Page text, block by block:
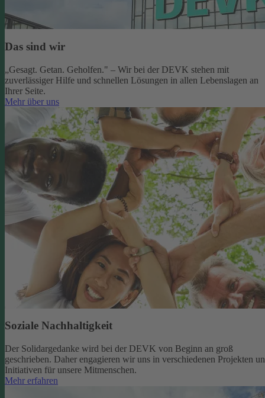
Das sind wir
„Gesagt. Getan. Geholfen." – Wir bei der DEVK stehen mit
zuverlässiger Hilfe und schnellen Lösungen in allen Lebenslagen an
Ihrer Seite.
Mehr über uns
Soziale Nachhaltigkeit
Der Solidargedanke wird bei der DEVK von Beginn an groß
geschrieben. Daher engagieren wir uns in verschiedenen Projekten
Initiativen für unsere Mitmenschen.
Mehr erfahren